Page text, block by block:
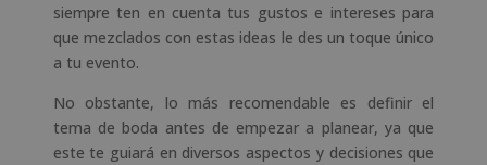
siempre ten en cuenta tus gustos e intereses para
que mezclados con estas ideas le des un toque único
a tu evento.
No obstante, lo más recomendable es definir el
tema de boda antes de empezar a planear, ya que
este te guiará en diversos aspectos y decisiones que